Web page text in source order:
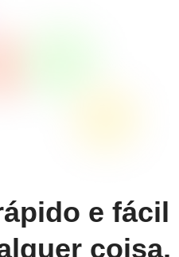
e fácil
coisa.